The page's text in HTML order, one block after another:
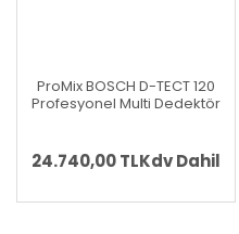
ProMix BOSCH D-TECT 120
Profesyonel Multi Dedektör
Tilki Kuyrugu
24.740,00 TLKdv Dahil